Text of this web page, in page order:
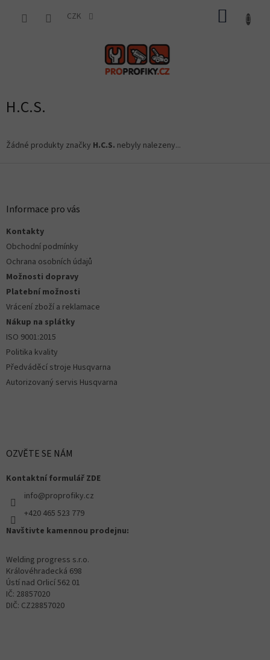
CZK
H.C.S.
Žádné produkty značky H.C.S. nebyly nalezeny...
Informace pro vás
Kontakty
Obchodní podmínky
Ochrana osobních údajů
Možnosti dopravy
Platební možnosti
Vrácení zboží a reklamace
Nákup na splátky
ISO 9001:2015
Politika kvality
Předváděcí stroje Husqvarna
Autorizovaný servis Husqvarna
OZVĚTE SE NÁM
Kontaktní formulář ZDE
info@proprofiky.cz
+420 465 523 779
Navštivte kamennou prodejnu:
Welding progress s.r.o.
Královéhradecká 698
Ústí nad Orlicí 562 01
IČ: 28857020
DIČ: CZ28857020